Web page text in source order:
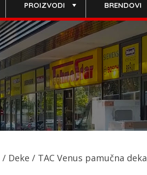
PROIZVODI BRENDOVI
/ Deke / TAC Venus pamučna deka